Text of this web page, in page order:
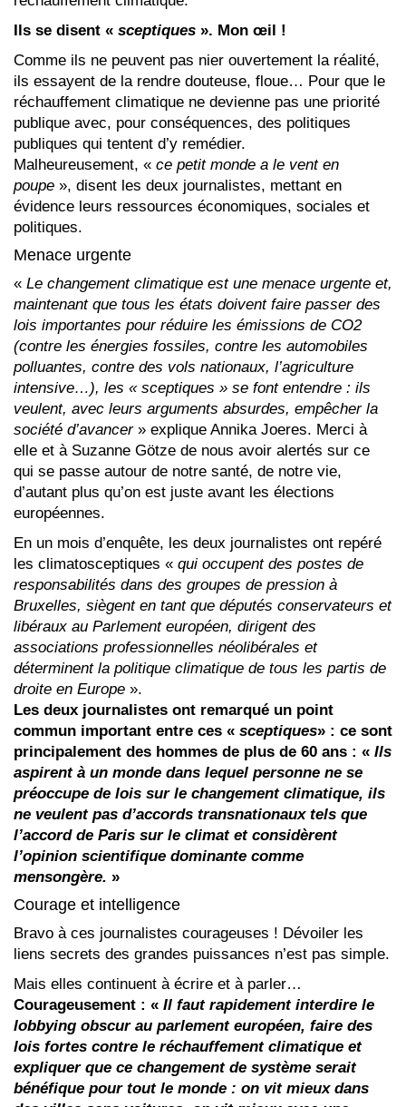
Ils se disent « sceptiques ». Mon œil !
Comme ils ne peuvent pas nier ouvertement la réalité,
ils essayent de la rendre douteuse, floue… Pour que le
réchauffement climatique ne devienne pas une priorité
publique avec, pour conséquences, des politiques
publiques qui tentent d’y remédier.
Malheureusement, « ce petit mon­de a le vent en
poupe », disent les deux journalistes, mettant en
évidence leurs ressources économiques, sociales et
politiques.
Menace urgente
« Le changement climatique est une menace urgente et,
maintenant que tous les états doivent faire passer des
lois importantes pour réduire les émissions de CO2
(contre les énergies fossiles, contre les automobiles
polluantes, contre des vols nationaux, l’agriculture
intensive…), les « sceptiques » se font entendre : ils
veulent, avec leurs arguments absurdes, empêcher la
société d’avancer» explique Annika Joeres. Merci à
elle et à Suzanne Götze de nous avoir alertés sur ce
qui se passe autour de notre santé, de notre vie,
d’autant plus qu’on est juste avant les élections
européennes.
En un mois d’enquête, les deux journalistes ont repéré
les climatosceptiques « qui occupent des postes de
responsabilités dans des groupes de pression à
Bruxelles, siègent en tant que députés conservateurs et
libéraux au Parlement européen, dirigent des
associations professionnelles néolibérales et
déterminent la politique climatique de tous les partis de
droite en Europe ».
Les deux journalistes ont remarqué un point
commun important entre ces « sceptiques» : ce sont
principalement des hommes de plus de 60 ans : « Ils
aspirent à un monde dans lequel personne ne se
préoccupe de lois sur le changement climatique, ils
ne veulent pas d’accords transnationaux tels que
l’accord de Paris sur le climat et considèrent
l’opinion scientifique dominante comme
mensongère. »
Courage et intelligence
Bravo à ces journalistes courageuses ! Dévoiler les
liens secrets des grandes puissances n’est pas simple.
Mais elles continuent à écrire et à parler…
Courageusement : « Il faut rapidement interdire le
lobbying obscur au parlement européen, faire des
lois fortes contre le réchauffement climatique et
expliquer que ce changement de système serait
bénéfique pour tout le monde : on vit mieux dans